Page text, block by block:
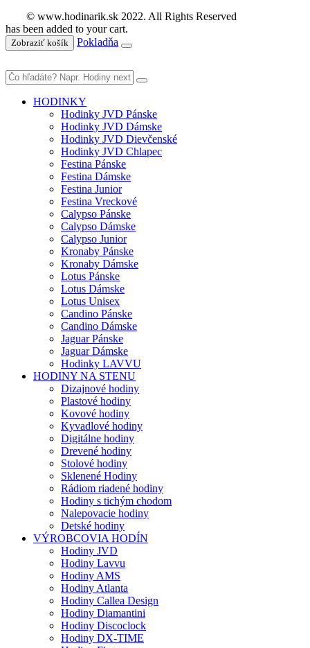
© www.hodinarik.sk 2022. All Rights Reserved
has been added to your cart.
Zobraziť košík Pokladňa
HODINKY
Hodinky JVD Pánske
Hodinky JVD Dámske
Hodinky JVD Dievčenské
Hodinky JVD Chlapec
Festina Pánske
Festina Dámske
Festina Junior
Festina Vreckové
Calypso Pánske
Calypso Dámske
Calypso Junior
Kronaby Pánske
Kronaby Dámske
Lotus Pánske
Lotus Dámske
Lotus Unisex
Candino Pánske
Candino Dámske
Jaguar Pánske
Jaguar Dámske
Hodinky LAVVU
HODINY NA STENU
Dizajnové hodiny
Plastové hodiny
Kovové hodiny
Kyvadlové hodiny
Digitálne hodiny
Drevené hodiny
Stolové hodiny
Sklenené Hodiny
Rádiom riadené hodiny
Hodiny s tichým chodom
Nalepovacie hodiny
Detské hodiny
VÝROBCOVIA HODÍN
Hodiny JVD
Hodiny Lavvu
Hodiny AMS
Hodiny Atlanta
Hodiny Callea Design
Hodiny Diamantini
Hodiny Discoclock
Hodiny DX-TIME